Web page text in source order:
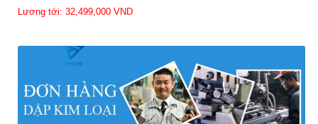
Lương tới: 32,499,000 VND